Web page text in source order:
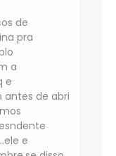
de
pra
a
e
de abri
e